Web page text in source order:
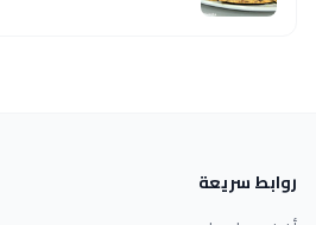
روابط سريعة